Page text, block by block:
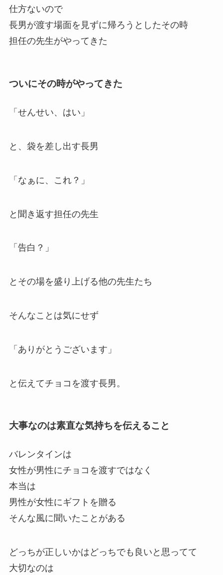
仕方ないので
長男が渡す場面を見ずに帰ろうとしたその時
担任の先生がやってきた
ついにその時がやってきた
「せんせい、はい」
と、袋を差し出す長男
「なぁに、これ？」
と聞き返す担任の先生
「告白？」
とその場を盛り上げる他の先生たち
そんなことは気にせず
「ありがとうございます」
と伝えてチョコを渡す長男。
大事なのは素直な気持ちを伝えること
バレンタインは
女性が男性にチョコを渡すではなく
本当は
男性が女性にギフトを贈る
そんな風に聞いたことがある
どっちが正しいかはどっちでも良いと思ってて
大切なのは